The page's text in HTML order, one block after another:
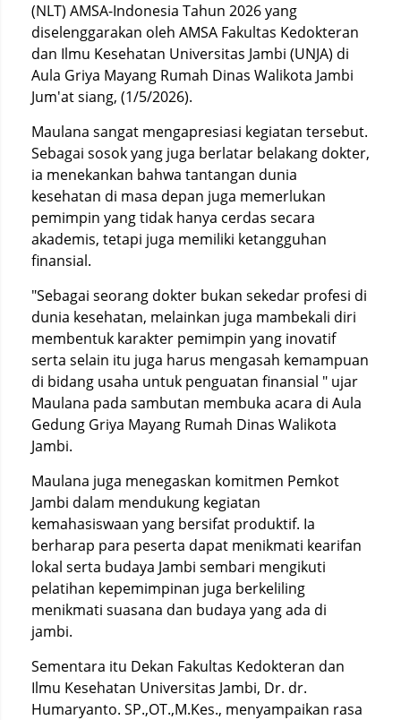
(NLT) AMSA-Indonesia Tahun 2026 yang
diselenggarakan oleh AMSA Fakultas Kedokteran
dan Ilmu Kesehatan Universitas Jambi (UNJA) di
Aula Griya Mayang Rumah Dinas Walikota Jambi
Jum'at siang, (1/5/2026).
Maulana sangat mengapresiasi kegiatan tersebut.
Sebagai sosok yang juga berlatar belakang dokter,
ia menekankan bahwa tantangan dunia
kesehatan di masa depan juga memerlukan
pemimpin yang tidak hanya cerdas secara
akademis, tetapi juga memiliki ketangguhan
finansial.
"Sebagai seorang dokter bukan sekedar profesi di
dunia kesehatan, melainkan juga mambekali diri
membentuk karakter pemimpin yang inovatif
serta selain itu juga harus mengasah kemampuan
di bidang usaha untuk penguatan finansial " ujar
Maulana pada sambutan membuka acara di Aula
Gedung Griya Mayang Rumah Dinas Walikota
Jambi.
Maulana juga menegaskan komitmen Pemkot
Jambi dalam mendukung kegiatan
kemahasiswaan yang bersifat produktif. Ia
berharap para peserta dapat menikmati kearifan
lokal serta budaya Jambi sembari mengikuti
pelatihan kepemimpinan juga berkeliling
menikmati suasana dan budaya yang ada di
jambi.
Sementara itu Dekan Fakultas Kedokteran dan
Ilmu Kesehatan Universitas Jambi, Dr. dr.
Humaryanto. SP.,OT.,M.Kes., menyampaikan rasa